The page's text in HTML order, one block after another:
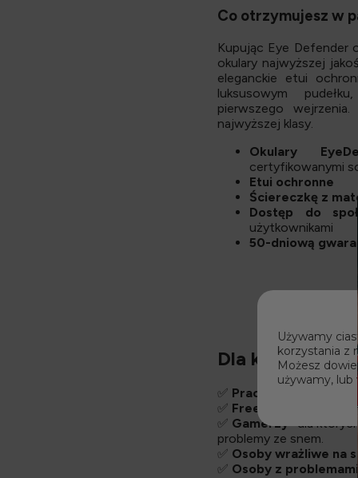
Co otrzymujesz w
Kupując Eye Defender
okulary najwyższej
eleganckie etui
luksusowym
pierwszego
najwyższej klasy.
Okulary
certyfikowanymi
Etui ochronne
Ściereczkę z
Dostęp do
użytkownikami
50-dniową
Dla kogo są
✅ Pracownicy biurowi
✅ Freelancerzy
–
✅ Gamerzy-dla
problemy ze snem.
✅ Osoby wrażliwe na
✅ Osoby z problemami
Używamy
korzystania z
Możesz
używamy, lub